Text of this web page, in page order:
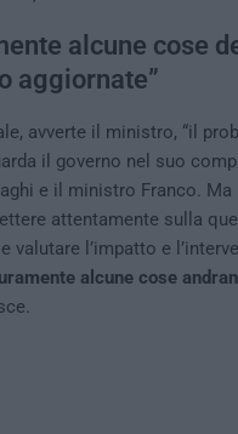
alcune cose
aggiornate”
avverte il ministro, “il
il governo nel suo
e il ministro Franco. Ma
attentamente sulla
valutare l’impatto e
alcune cose